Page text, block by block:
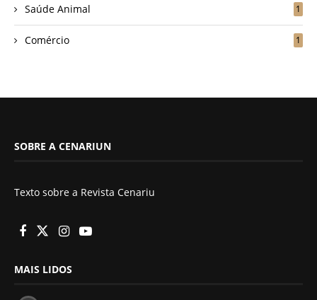
Saúde Animal 1
Comércio 1
SOBRE A CENARIUN
Texto sobre a Revista Cenariu
MAIS LIDOS